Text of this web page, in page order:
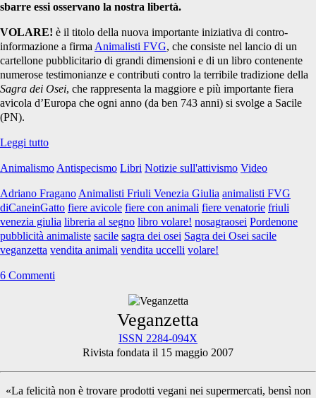
segno</span>
sbarre essi osservano la nostra libertà.
VOLARE! è il titolo della nuova importante iniziativa di contro-
informazione a firma Animalisti FVG, che consiste nel lancio di un
cartellone pubblicitario di grandi dimensioni e di un libro contenente
numerose testimonianze e contributi contro la terribile tradizione della
Sagra dei Osei, che rappresenta la maggiore e più importante fiera
avicola d’Europa che ogni anno (da ben 743 anni) si svolge a Sacile
(PN).
Leggi tuttoVOLARE!
Animalismo Antispecismo Libri Notizie sull'attivismo Video
Adriano Fragano Animalisti Friuli Venezia Giulia animalisti FVG
diCaneinGatto fiere avicole fiere con animali fiere venatorie friuli
venezia giulia libreria al segno libro volare! nosagraosei Pordenone
pubblicità animaliste sacile sagra dei osei Sagra dei Osei sacile
veganzetta vendita animali vendita uccelli volare!
6 Commenti
Sidebar
Veganzetta
ISSN 2284-094X
Rivista fondata il 15 maggio 2007
«La felicità non è trovare prodotti vegani nei supermercati, bensì non